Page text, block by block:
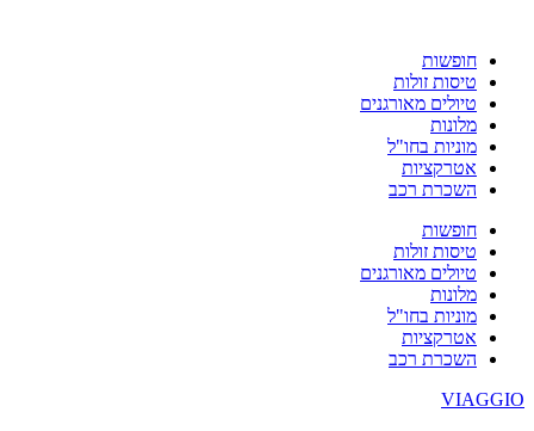
חופשות
טיסות זולות
טיולים מאורגנים
מלונות
מוניות בחו"ל
אטרקציות
השכרת רכב
חופשות
טיסות זולות
טיולים מאורגנים
מלונות
מוניות בחו"ל
אטרקציות
השכרת רכב
VIAGGIO